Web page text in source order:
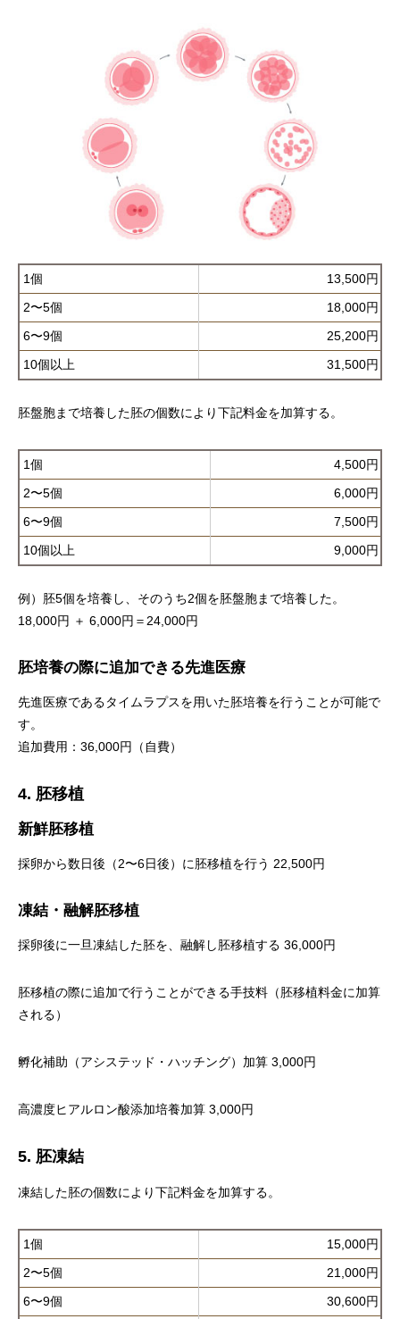
1個
13,500円
2〜5個
18,000円
6〜9個
25,200円
10個以上
31,500円
胚盤胞まで培養した胚の個数により下記料金を加算する。
1個
4,500円
2〜5個
6,000円
6〜9個
7,500円
10個以上
9,000円
例）胚5個を培養し、そのうち2個を胚盤胞まで培養した。
18,000円 ＋ 6,000円＝24,000円
胚培養の際に追加できる先進医療
先進医療であるタイムラプスを用いた胚培養を行うことが可能で
す。
追加費用：36,000円（自費）
4. 胚移植
新鮮胚移植
採卵から数日後（2〜6日後）に胚移植を行う 22,500円
凍結・融解胚移植
採卵後に一旦凍結した胚を、融解し胚移植する 36,000円
胚移植の際に追加で行うことができる手技料（胚移植料金に加算
される）
孵化補助（アシステッド・ハッチング）加算 3,000円
高濃度ヒアルロン酸添加培養加算 3,000円
5. 胚凍結
凍結した胚の個数により下記料金を加算する。
1個
15,000円
2〜5個
21,000円
6〜9個
30,600円